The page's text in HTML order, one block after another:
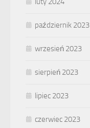
październik 2023
wrzesień 2023
sierpień 2023
lipiec 2023
czerwiec 2023